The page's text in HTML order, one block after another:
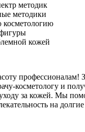
методик
методики
кожей
профессионалам!
косметологу и
за кожей. Мы
на